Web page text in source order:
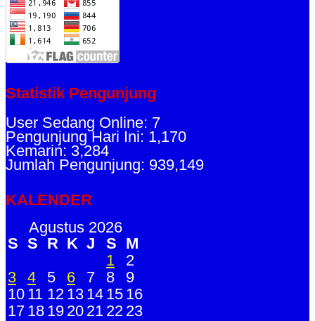
Statistik Pengunjung
User Sedang Online: 7
Pengunjung Hari Ini: 1,170
Kemarin: 3,284
Jumlah Pengunjung: 939,149
KALENDER
Agustus 2026
S S R K J S M
1
2
3
4 5 6 7 8
9
10 11 12 13 14 15 16
17 18 19 20 21 22 23